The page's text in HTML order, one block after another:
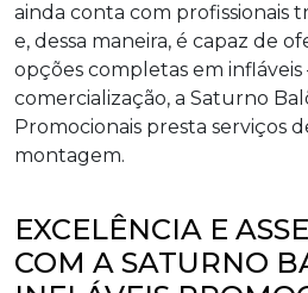
ainda conta com profissionais
e, dessa maneira, é capaz de
opções completas em
comercialização, a Saturno
Promocionais presta serviços
montagem.
EXCELÊNCIA E
COM A SATURNO